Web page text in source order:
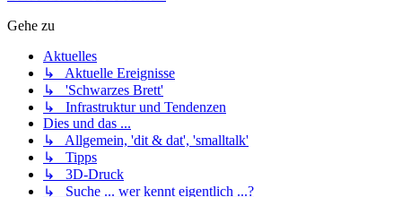
Gehe zu
Aktuelles
↳ Aktuelle Ereignisse
↳ 'Schwarzes Brett'
↳ Infrastruktur und Tendenzen
Dies und das ...
↳ Allgemein, 'dit & dat', 'smalltalk'
↳ Tipps
↳ 3D-Druck
↳ Suche ... wer kennt eigentlich ...?